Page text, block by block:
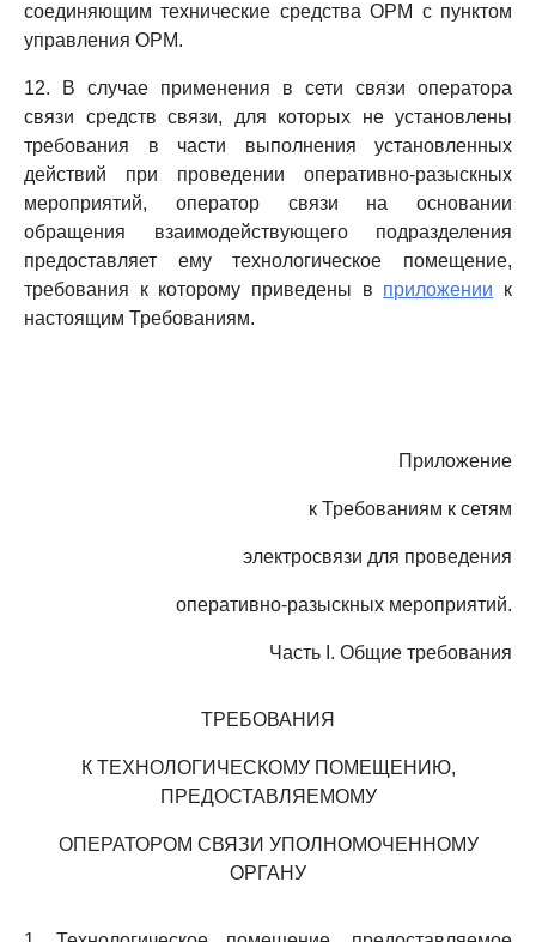
соединяющим технические средства ОРМ с пунктом
управления ОРМ.
12. В случае применения в сети связи оператора
связи средств связи, для которых не установлены
требования в части выполнения установленных
действий при проведении оперативно-разыскных
мероприятий, оператор связи на основании
обращения взаимодействующего подразделения
предоставляет ему технологическое помещение,
требования к которому приведены в приложении к
настоящим Требованиям.
Приложение
к Требованиям к сетям
электросвязи для проведения
оперативно-разыскных мероприятий.
Часть I. Общие требования
ТРЕБОВАНИЯ
К ТЕХНОЛОГИЧЕСКОМУ ПОМЕЩЕНИЮ,
ПРЕДОСТАВЛЯЕМОМУ
ОПЕРАТОРОМ СВЯЗИ УПОЛНОМОЧЕННОМУ
ОРГАНУ